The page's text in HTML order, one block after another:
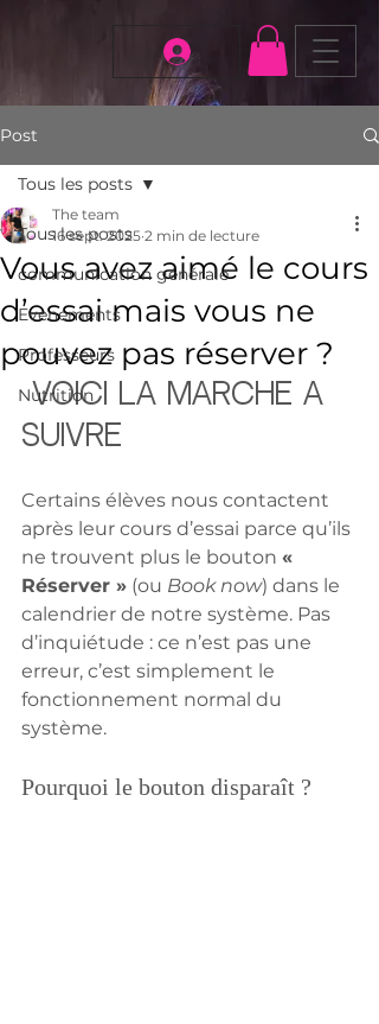
Post
Tous les posts
communication générale
Evenements
Professeurs
Nutrition
Tous les posts
Vous avez aimé le cours
d’essai mais vous ne
pouvez pas réserver ?
The team
16 sept. 2025 2 min de lecture
Voici la marche à
suivre
Certains élèves nous contactent
après leur cours d’essai parce qu’ils
ne trouvent plus le bouton «
Réserver » (ou Book now) dans le
calendrier de notre système. Pas
d’inquiétude : ce n’est pas une
erreur, c’est simplement le
fonctionnement normal du
système.
Pourquoi le bouton disparaît ?